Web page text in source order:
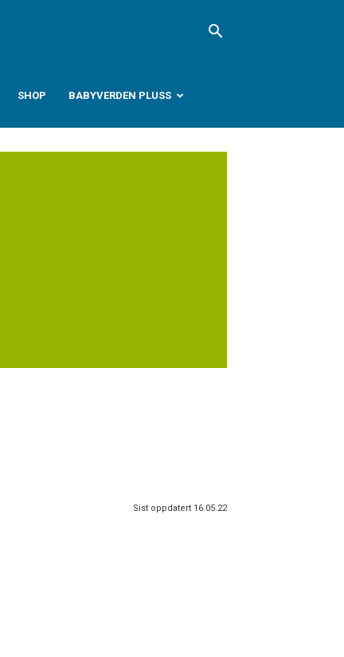
SHOP BABYVERDEN PLUSS
Sist oppdatert 16.05.22